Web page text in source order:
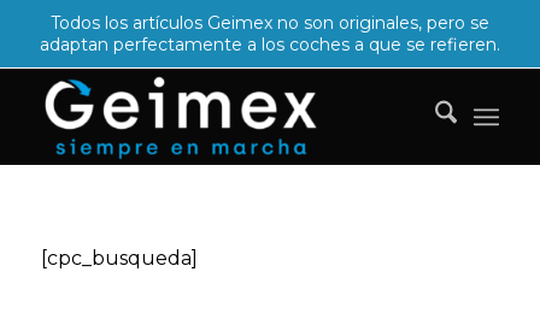
Todos los artículos Geimex no son originales, pero se
adaptan perfectamente a los coches a que se refieren.
[cpc_busqueda]